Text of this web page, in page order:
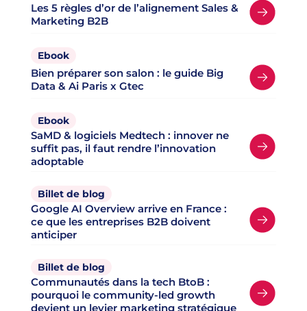
Les 5 règles d’or de l’alignement Sales &
Marketing B2B
Ebook
Bien préparer son salon : le guide Big
Data & Ai Paris x Gtec
Ebook
SaMD & logiciels Medtech : innover ne
suffit pas, il faut rendre l’innovation
adoptable
Billet de blog
Google AI Overview arrive en France :
ce que les entreprises B2B doivent
anticiper
Billet de blog
Communautés dans la tech BtoB :
pourquoi le community-led growth
devient un levier marketing stratégique